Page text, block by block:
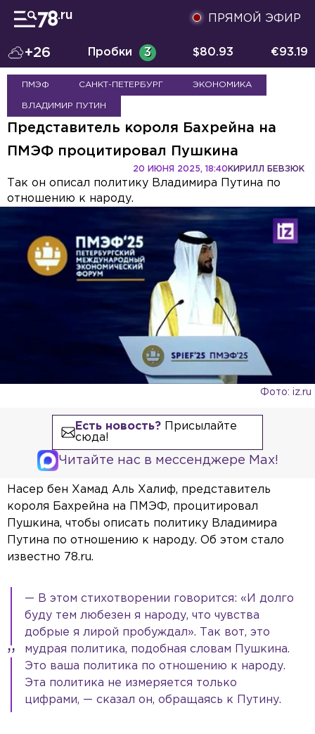
ПРЯМОЙ ЭФИР
+26 Пробки 3 $80.93 €93.19
ПМЭФ САНКТ-ПЕТЕРБУРГ ЭКОНОМИКА
ВЛАДИМИР ПУТИН
Представитель короля Бахрейна на
ПМЭФ процитировал Пушкина
КИРИЛЛ БЕВЗЮК
20 ИЮНЯ 2025, 18:40
Так он описал политику Владимира Путина по
отношению к народу.
Фото: iz.ru
Есть новость?Присылайте
сюда!
Читайте нас в мессенджере Max!
Насер бен Хамад Аль Халиф, представитель
короля Бахрейна на ПМЭФ, процитировал
Пушкина, чтобы описать политику Владимира
Путина по отношению к народу. Об этом стало
известно 78.ru.
— В этом стихотворении говорится: «И долго
буду тем любезен я народу, что чувства
добрые я лирой пробуждал». Так вот, это
мудрая политика, подобная словам Пушкина.
Это ваша политика по отношению к народу.
Эта политика не измеряется только
цифрами, — сказал он, обращаясь к Путину.